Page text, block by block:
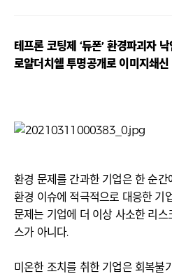
테프론 코팅제 ‘듀폰’ 환경파괴자 낙
로얄더치쉘 투명공개로 이미지쇄신
환경 문제를 간과한 기업은 한 순
환경 이슈에 적극적으로 대응한 기
문제는 기업에 더 이상 사소한 리스
스가 아니다.
미온한 조치를 취한 기업은 회복불